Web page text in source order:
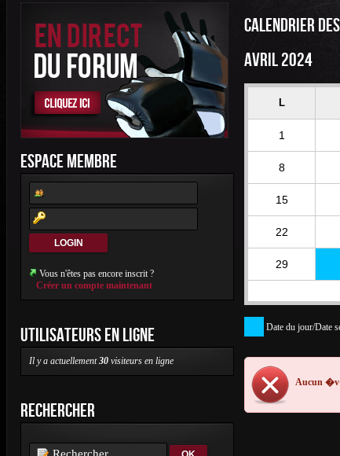
ESPACE MEMBRE
Vous n'êtes pas encore inscrit ?
Créer un compte maintenant
UTILISATEURS EN LIGNE
Il y a actuellement30 visiteurs en ligne
RECHERCHER
CALENDRIER
AVRIL 2024
L
1
8
15
22
29
Date du jour/Date
Aucun